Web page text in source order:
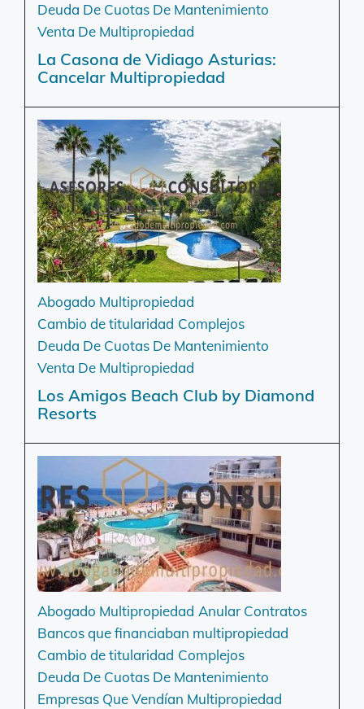
Deuda De Cuotas De Mantenimiento
Venta De Multipropiedad
La Casona de Vidiago Asturias:
Cancelar Multipropiedad
Abogado Multipropiedad
Cambio de titularidad Complejos
Deuda De Cuotas De Mantenimiento
Venta De Multipropiedad
Los Amigos Beach Club by Diamond
Resorts
Abogado Multipropiedad Anular Contratos
Bancos que financiaban multipropiedad
Cambio de titularidad Complejos
Deuda De Cuotas De Mantenimiento
Empresas Que Vendían Multipropiedad